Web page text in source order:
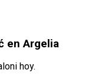
en Argelia
hoy.